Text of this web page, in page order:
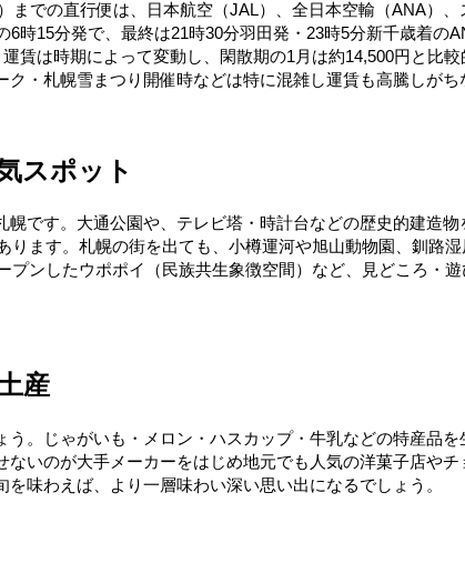
までの直行便は、日本航空（JAL）、全日本空輸（ANA）
時15分発で、最終は21時30分羽田発・23時5分新千歳着の
賃は時期によって変動し、閑散期の1月は約14,500円と比
・札幌雪まつり開催時などは特に混雑し運賃も高騰しが
スポット
です。大通公園や、テレビ塔・時計台などの歴史的建造
ります。札幌の街を出ても、小樽運河や旭山動物園、釧路
プンしたウポポイ（民族共生象徴空間）など、見どころ・遊
産
。じゃがいも・メロン・ハスカップ・牛乳などの特産品
いのが大手メーカーをはじめ地元でも人気の洋菓子店や
味わえば、より一層味わい深い思い出になるでしょう。